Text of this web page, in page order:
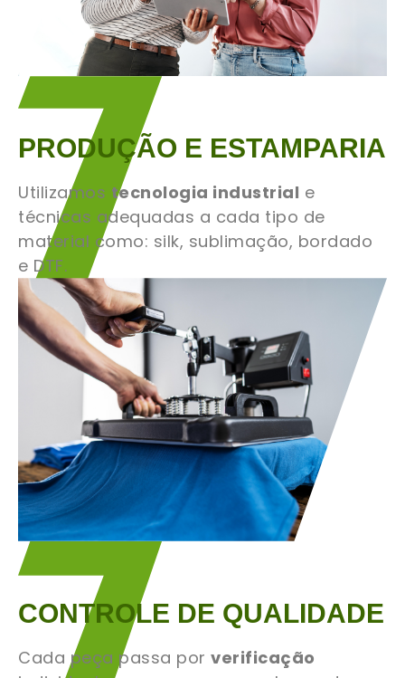
PRODUÇÃO E ESTAMPARIA
Utilizamos tecnologia industrial e
técnicas adequadas a cada tipo de
material como: silk, sublimação, bordado
e DTF.
CONTROLE DE QUALIDADE
Cada peça passa por verificação